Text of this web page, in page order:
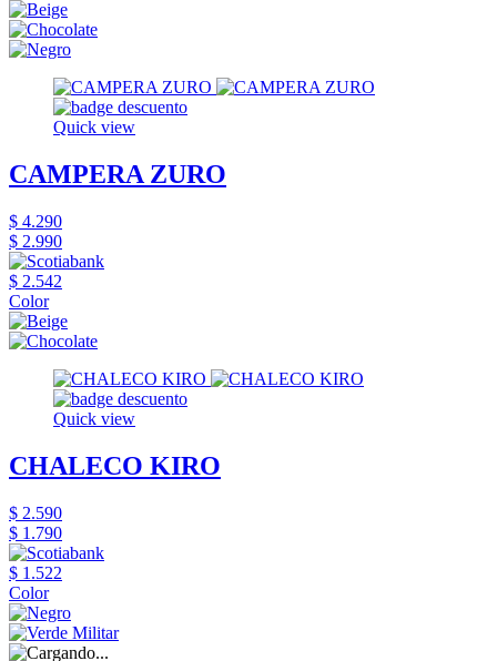
Quick view
CAMPERA ZURO
$ 4.290
$ 2.990
$ 2.542
Color
Quick view
CHALECO KIRO
$ 2.590
$ 1.790
$ 1.522
Color